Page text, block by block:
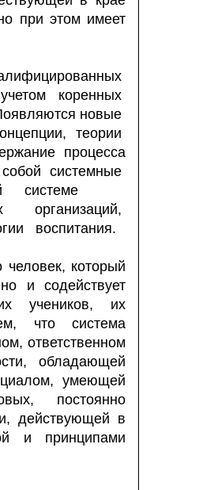
при этом имеет
коренных
новые
теории
процесса
системные
системе
организаций,
воспитания.
который
и содействует
учеников, их
что система
ответственном
обладающей
умеющей
постоянно
действующей в
и принципами